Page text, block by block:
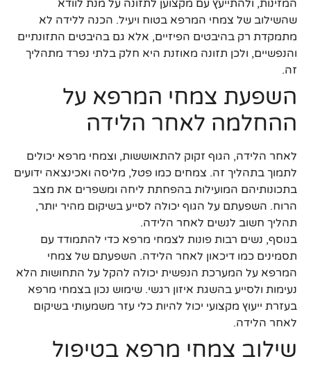
המזינות, ולהתייעץ עם מקצוען לתזונה על מנת לוודא
שהשילוב של צמחי המרפא בטוח ויעיל. הכנה ללידה לא
מתמקדת רק בהיבטים הפיזיים, אלא גם בהיבטים התזונתיים
והנפשיים, ולכן תזונה מאוזנת היא חלק בלתי נפרד מתהליך
זה.
השפעת צמחי המרפא על
ההחלמה לאחר הלידה
לאחר הלידה, הגוף זקוק להתאוששות, וצמחי מרפא יכולים
לתמוך בתהליך זה. צמחים כמו פטל, מליסה ואכינצאה ידועים
בתכונותיהם המועילות בהפחתת ליחה ומשפרים את מצב
הרוח. השפעתם על הגוף יכולה לסייע בשיקום מהיר יותר,
תהליך חשוב לנשים לאחר הלידה.
בנוסף, נשים רבות פונות לצמחי מרפא כדי להתמודד עם
תסמינים כמו דיכאון לאחר הלידה. השפעתם של צמחי
המרפא על המערכת הנפשית יכולה להקל על התחושות הלא
נעימות ולסייע בהשגת איזון רגשי. שימוש נכון בצמחי מרפא
בעזרת ייעוץ מקצועי יכול להיות כלי עזר משמעותי בשיקום
לאחר הלידה.
שילוב צמחי מרפא בטיפול